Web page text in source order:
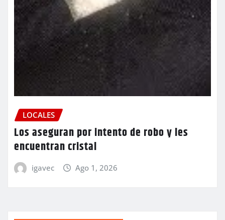
LOCALES
Los aseguran por intento de robo y les
encuentran cristal
igavec Ago 1, 2026